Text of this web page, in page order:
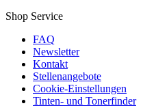
Shop Service
FAQ
Newsletter
Kontakt
Stellenangebote
Cookie-Einstellungen
Tinten- und Tonerfinder